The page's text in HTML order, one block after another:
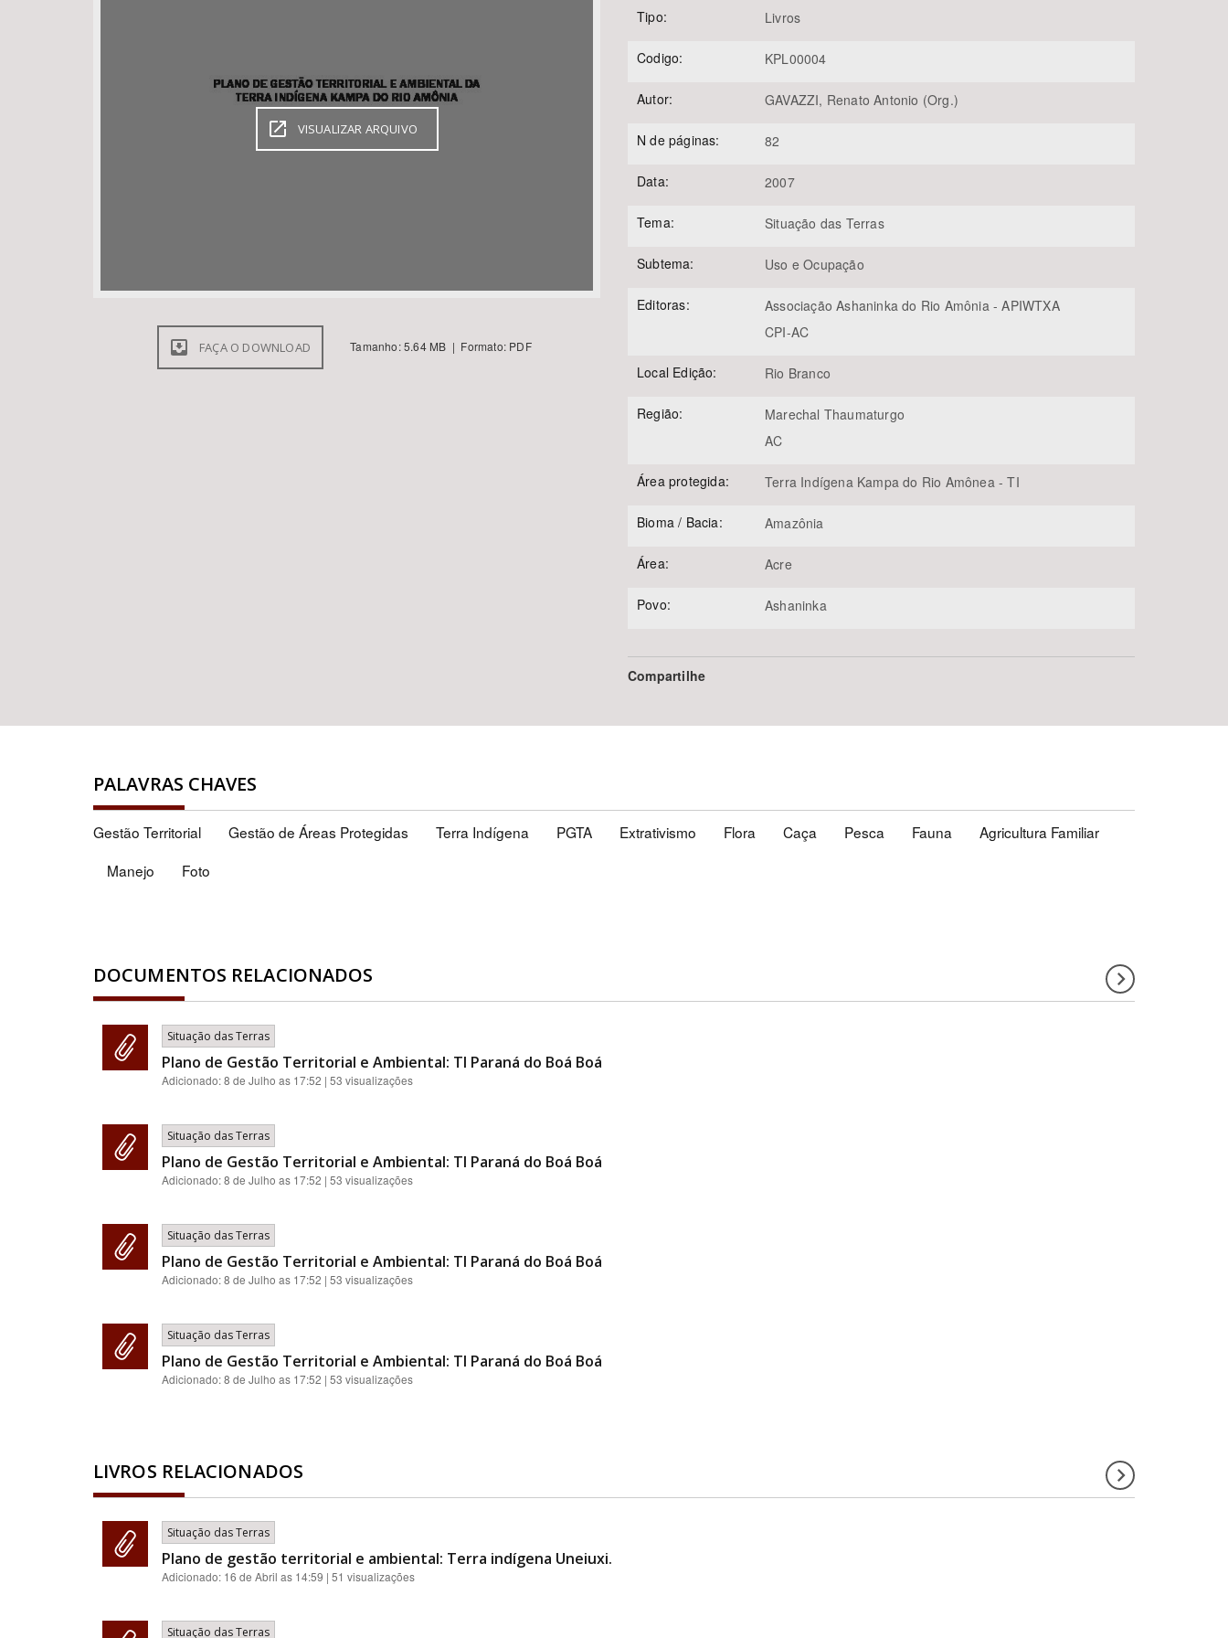
Área de Levantamento
VISUALIZAR ARQUIVO
FAÇA O DOWNLOAD Tamanho: 5.64 MB | Formato: PDF
Tipo: Livros
Codigo: KPL00004
Autor: GAVAZZI, Renato Antonio (Org.)
N de páginas: 82
Data: 2007
Tema: Situação das Terras
Subtema: Uso e Ocupação
Editoras:
Associação Ashaninka do Rio Amônia - APIWTXA
CPI-AC
Local Edição: Rio Branco
Região:
Marechal Thaumaturgo
AC
Área protegida: Terra Indígena Kampa do Rio Amônea - TI
Bioma / Bacia: Amazônia
Área: Acre
Povo: Ashaninka
Compartilhe
PALAVRAS CHAVES
Gestão Territorial Gestão de Áreas Protegidas Terra Indígena PGTA Extrativismo Flora Caça Pesca Fauna
Agricultura Familiar
Manejo
Foto
DOCUMENTOS RELACIONADOS
Situação das Terras
Plano de Gestão Territorial e Ambiental: TI Paraná do Boá Boá
Adicionado:8 de Julho as 17:52 | 53 visualizações
Situação das Terras
Plano de Gestão Territorial e Ambiental: TI Paraná do Boá Boá
Adicionado:8 de Julho as 17:52 | 53 visualizações
Situação das Terras
Plano de Gestão Territorial e Ambiental: TI Paraná do Boá Boá
Adicionado:8 de Julho as 17:52 | 53 visualizações
Situação das Terras
Plano de Gestão Territorial e Ambiental: TI Paraná do Boá Boá
Adicionado:8 de Julho as 17:52 | 53 visualizações
LIVROS RELACIONADOS
Situação das Terras
Plano de gestão territorial e ambiental: Terra indígena Uneiuxi.
Adicionado: 16 de Abril as 14:59 | 51 visualizações
Situação das Terras